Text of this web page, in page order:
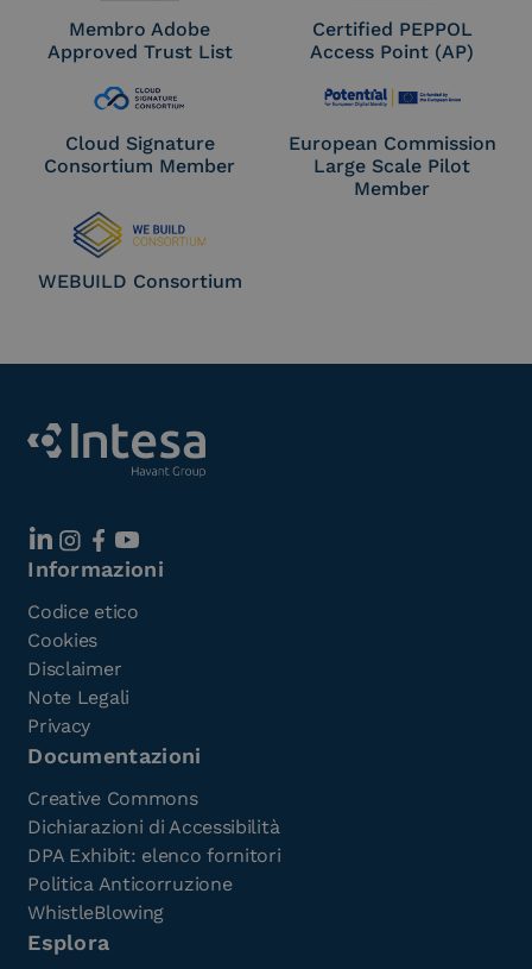
Membro Adobe
Approved Trust List
Certified PEPPOL
Access Point (AP)
Cloud Signature
Consortium Member
European Commission
Large Scale Pilot
Member
WEBUILD Consortium
Informazioni
Codice etico
Cookies
Disclaimer
Note Legali
Privacy
Documentazioni
Creative Commons
Dichiarazioni di Accessibilità
DPA Exhibit: elenco fornitori
Politica Anticorruzione
WhistleBlowing
Esplora